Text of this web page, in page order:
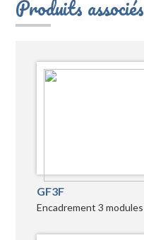
Produits associés
GF3F
Encadrement 3 modules